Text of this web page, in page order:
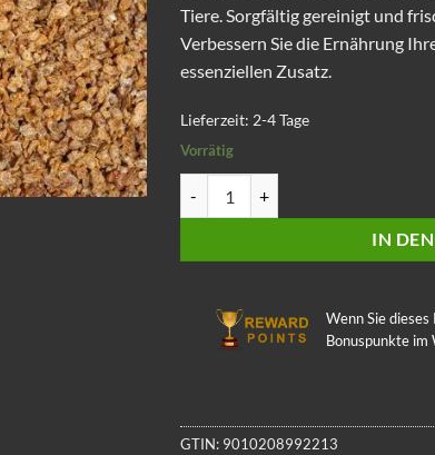
Tiere. Sorgfältig gereinigt und
Verbessern Sie die Ernährung
essenziellen Zusatz.
Lieferzeit: 2-4 Tage
Vorrätig
IN
Wenn Sie
Bonuspunkte im
GTIN: 9010208992213